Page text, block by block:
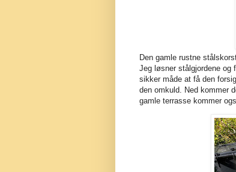
Den gamle rustne
Jeg løsner stålgjordene og
sikker måde at få den
den omkuld. Ned kommer
gamle terrasse kommer